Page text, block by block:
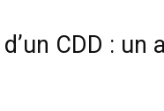
CDD : un